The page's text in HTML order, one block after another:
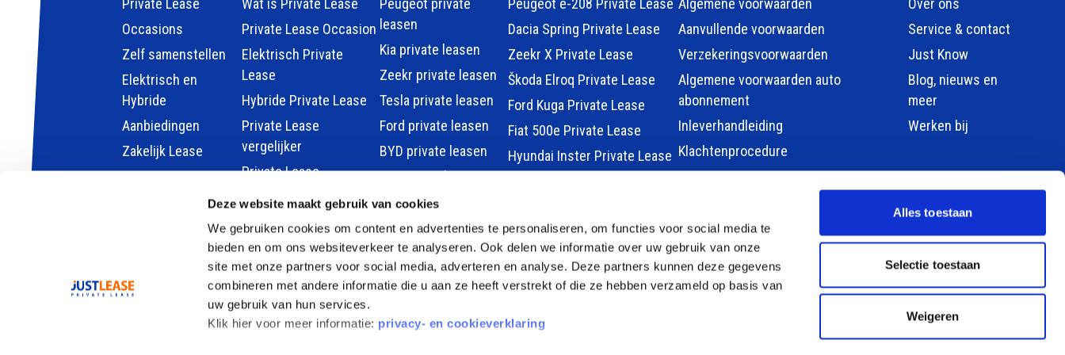
Deze website maakt gebruik van cookies
We gebruiken cookies om content en advertenties te personaliseren, om functies voor social media te
bieden en om ons websiteverkeer te analyseren. Ook delen we informatie over uw gebruik van onze
site met onze partners voor social media, adverteren en analyse. Deze partners kunnen deze gegevens
combineren met andere informatie die u aan ze heeft verstrekt of die ze hebben verzameld op basis van
uw gebruik van hun services.
Klik hier voor meer informatie: privacy- en cookieverklaring
Alles toestaan
Selectie toestaan
Weigeren
Private Lease
Occasions
Zelf samenstellen
Elektrisch en
Hybride
Aanbiedingen
Zakelijk Lease
Wat is Private Lease
Private Lease Occasion
Elektrisch Private
Lease
Hybride Private Lease
Private Lease
vergelijker
Private Lease
Goedkoop auto leasen
Peugeot private
leasen
Kia private leasen
Zeekr private leasen
Tesla private leasen
Ford private leasen
BYD private leasen
MG private leasen
smart private leasen
Renault private leasen
Hyundai private
leasen
Alle merken
Peugeot e-208 Private Lease
Dacia Spring Private Lease
Zeekr X Private Lease
Škoda Elroq Private Lease
Ford Kuga Private Lease
Fiat 500e Private Lease
Hyundai Inster Private Lease
MG MG4 Electric Private
Lease
Tesla Model 3 Private Lease
Algemene voorwaarden
Aanvullende voorwaarden
Verzekeringsvoorwaarden
Algemene voorwaarden auto
abonnement
Inleverhandleiding
Klachtenprocedure
Over ons
Service & contact
Just Know
Blog, nieuws en
meer
Werken bij